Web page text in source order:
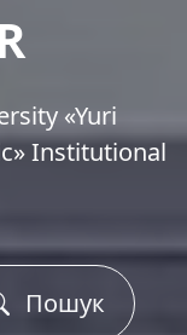
«Yuri
Institutional
Пошук